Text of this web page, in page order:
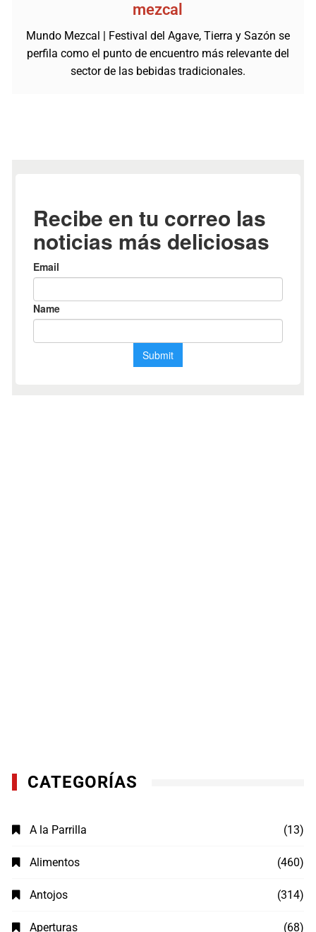
mezcal
Mundo Mezcal | Festival del Agave, Tierra y Sazón se
perfila como el punto de encuentro más relevante del
sector de las bebidas tradicionales.
CATEGORÍAS
A la Parrilla (13)
Alimentos (460)
Antojos (314)
Aperturas (68)